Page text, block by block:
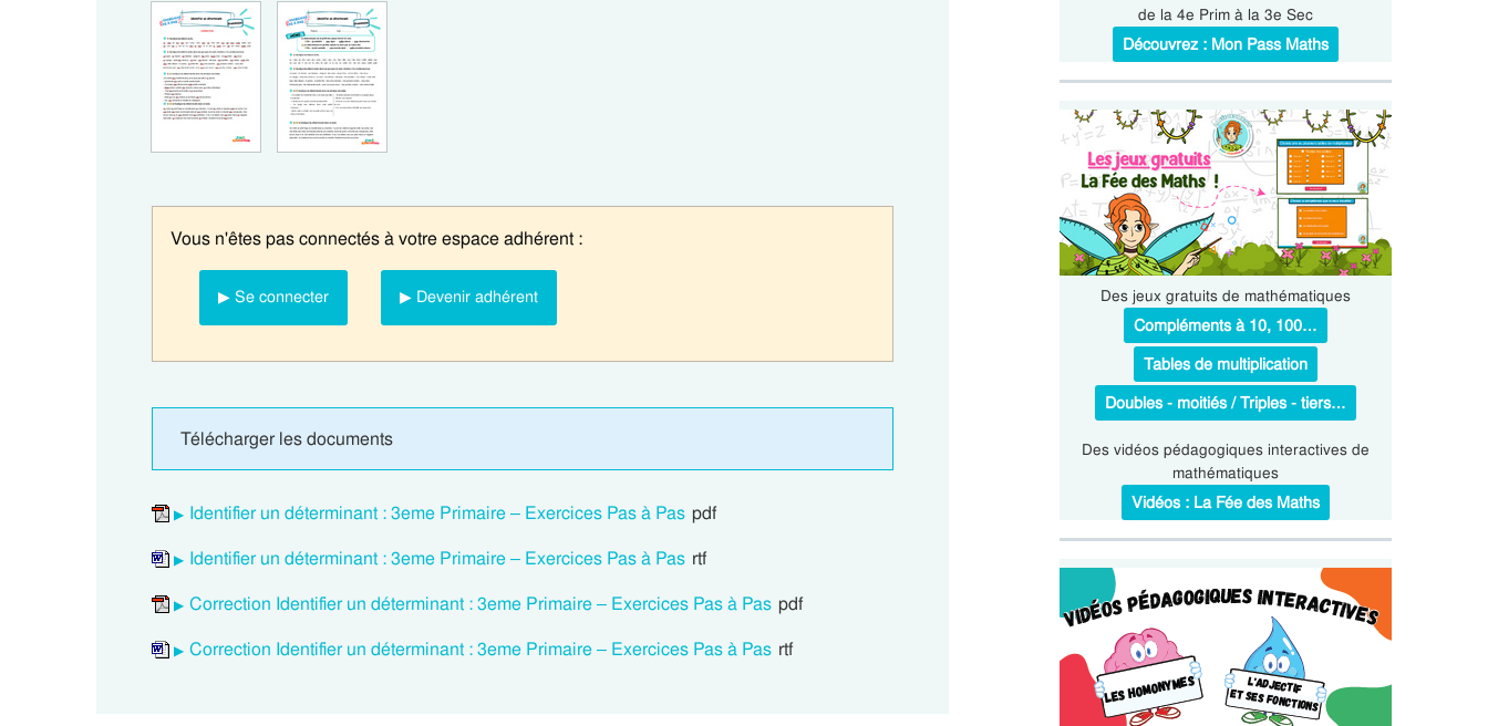
Vous n'êtes pas connectés à votre espace adhérent :
▶ Se connecter ▶ Devenir adhérent
Télécharger les documents
Identifier un déterminant : 3eme Primaire – Exercices Pas à Pas pdf
Identifier un déterminant : 3eme Primaire – Exercices Pas à Pas rtf
Correction Identifier un déterminant : 3eme Primaire – Exercices Pas à Pas pdf
Correction Identifier un déterminant : 3eme Primaire – Exercices Pas à Pas rtf
de la 4e Prim à la 3e Sec
Découvrez : Mon Pass Maths
Des jeux gratuits de mathématiques
Compléments à 10, 100…
Tables de multiplication
Doubles - moitiés / Triples - tiers…
Des vidéos pédagogiques interactives de
mathématiques
Vidéos : La Fée des Maths